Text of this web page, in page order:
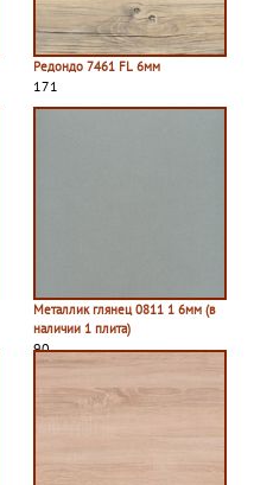
Редондо 7461 FL 6мм
171
Металлик глянец 0811 1 6мм (в
наличии 1 плита)
90